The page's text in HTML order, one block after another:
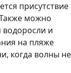
присутствие
можно
водоросли и
на пляже
когда волны не